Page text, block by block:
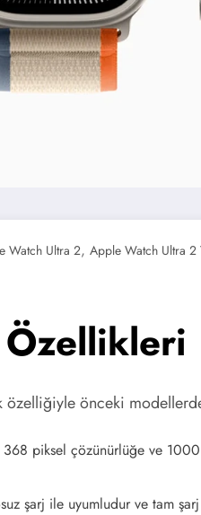
Watch Ultra 2, Apple Watch Ultra 2
önceki
piksel çözünürlüğe ve
şarj ile uyumludur ve tam